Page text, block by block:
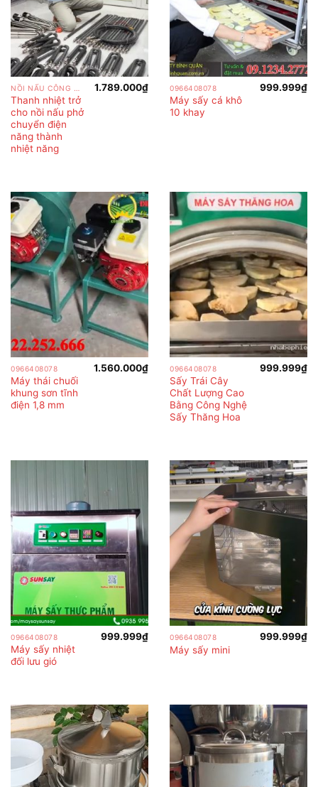
Thanh nhiệt trở
cho nồi nấu phở
chuyển điện
năng thành
nhiệt năng
1.789.000₫ 0966408078
Máy sấy cá khô
10 khay
999.999₫
0966408078
Máy thái chuối
khung sơn tĩnh
điện 1,8 mm
1.560.000₫ 0966408078
Sấy Trái Cây
Chất Lượng Cao
Bằng Công Nghệ
Sấy Thăng Hoa
999.999₫
0966408078
Máy sấy nhiệt
đối lưu gió
999.999₫ 0966408078
Máy sấy mini
999.999₫